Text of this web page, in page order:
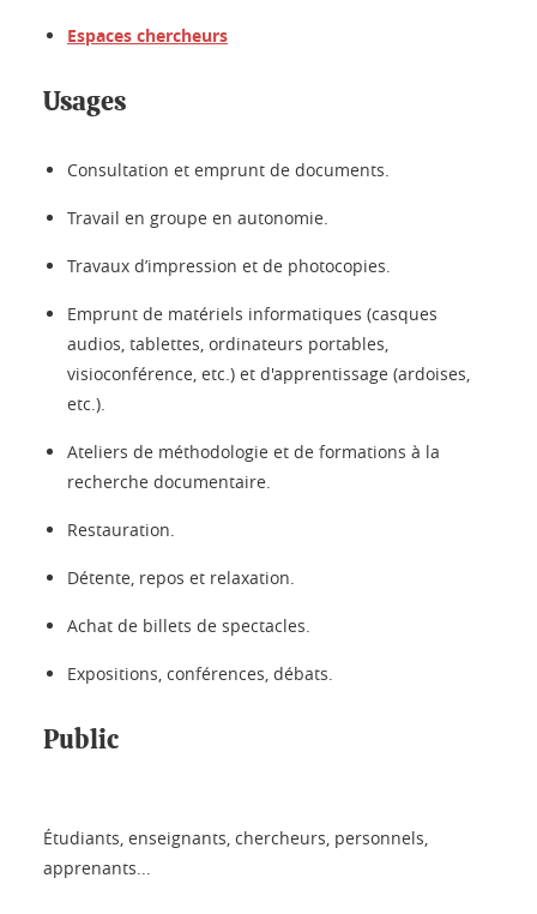
Espaces chercheurs
Usages
Consultation et emprunt de documents.
Travail en groupe en autonomie.
Travaux d’impression et de photocopies.
Emprunt de matériels informatiques (casques
audios, tablettes, ordinateurs portables,
visioconférence, etc.) et d'apprentissage (ardoises,
etc.).
Ateliers de méthodologie et de formations à la
recherche documentaire.
Restauration.
Détente, repos et relaxation.
Achat de billets de spectacles.
Expositions, conférences, débats.
Public
Étudiants, enseignants, chercheurs, personnels,
apprenants...